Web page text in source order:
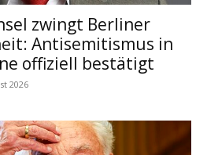
zwingt Berliner
Antisemitismus in
offiziell bestätigt
2026